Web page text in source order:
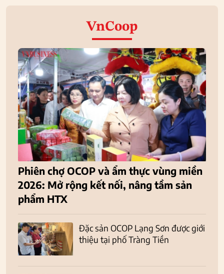
VnCoop
Phiên chợ OCOP và ẩm thực vùng miền
2026: Mở rộng kết nối, nâng tầm sản
phẩm HTX
Đặc sản OCOP Lạng Sơn được giới
thiệu tại phố Tràng Tiền